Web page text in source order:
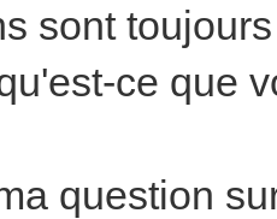
sont
ce que
question